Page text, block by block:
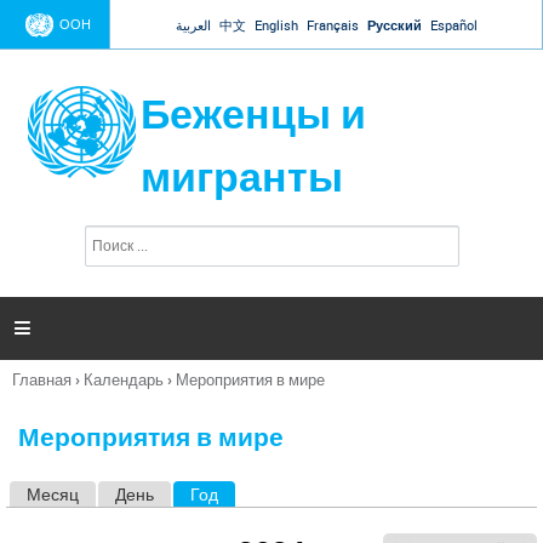
Jump to navigation
ООН العربية 中文 English Français Русский Español
Беженцы и
мигранты
п
и

Вы
Главная › Календарь › Мероприятия в мире
Мероприятия в мире
Месяц День Год